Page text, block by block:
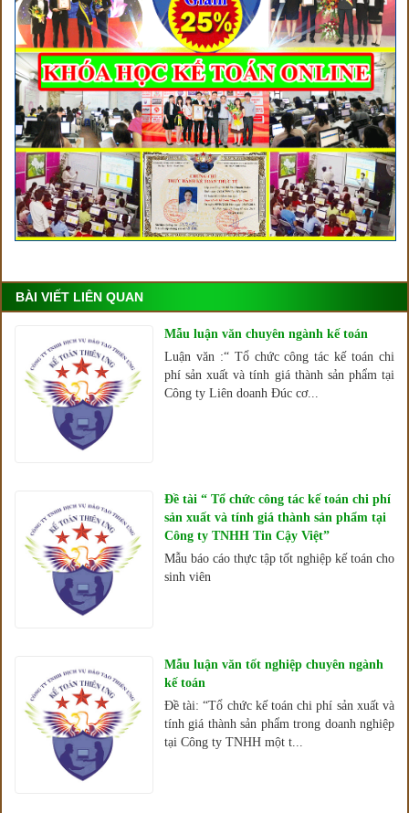
BÀI VIẾT LIÊN QUAN
Mẫu luận văn chuyên ngành kế toán
Luận văn :“ Tổ chức công tác kế toán chi
phí sản xuất và tính giá thành sản phẩm tại
Công ty Liên doanh Đúc cơ...
Đề tài “ Tổ chức công tác kế toán chi phí
sản xuất và tính giá thành sản phẩm tại
Công ty TNHH Tin Cậy Việt”
Mẫu báo cáo thực tập tốt nghiệp kế toán cho
sinh viên
Mẫu luận văn tốt nghiệp chuyên ngành
kế toán
Đề tài: “Tổ chức kế toán chi phí sản xuất và
tính giá thành sản phẩm trong doanh nghiệp
tại Công ty TNHH một t...